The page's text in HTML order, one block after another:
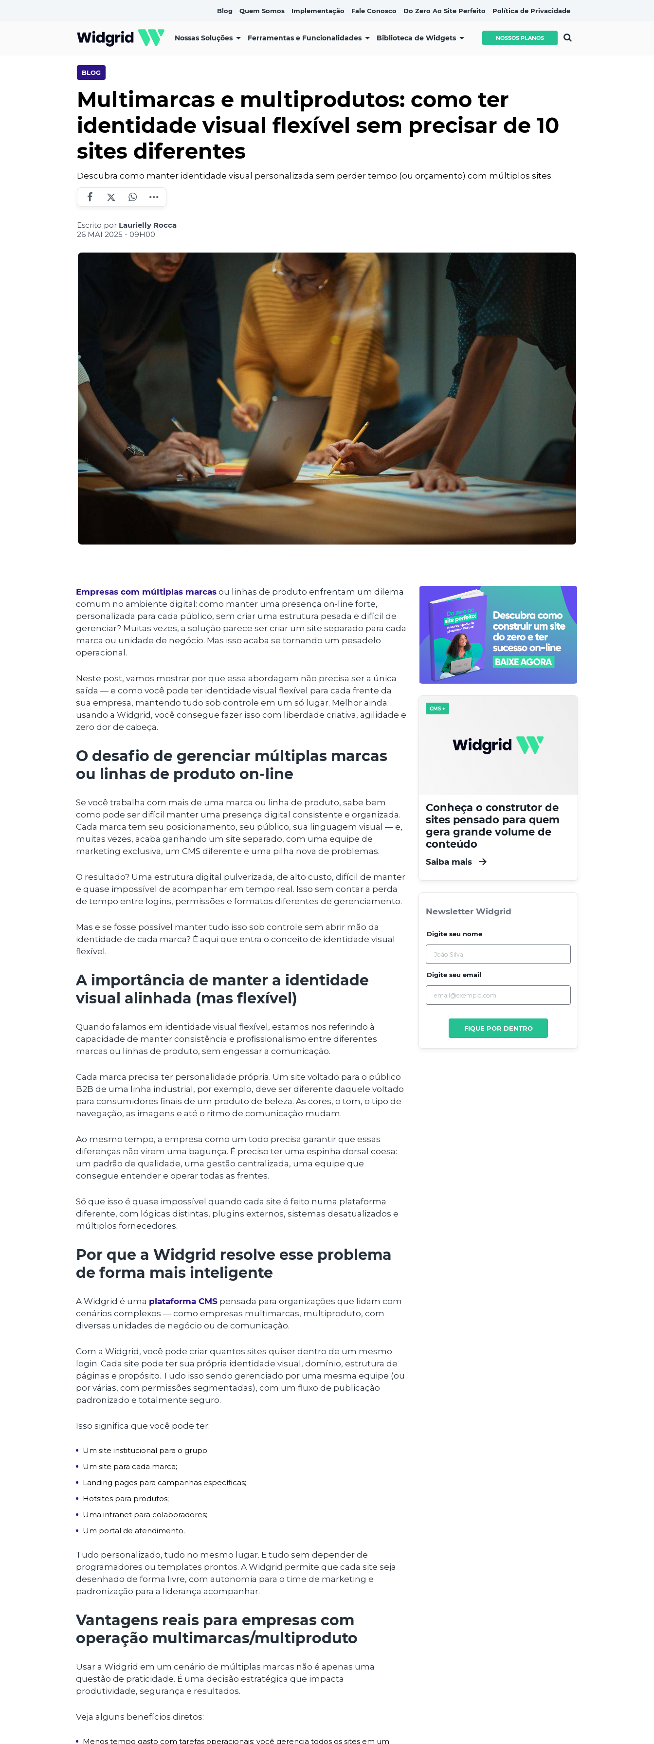
Blog Quem Somos Implementação Fale Conosco Do Zero Ao Site Perfeito Política de Privacidade
Nossas Soluções Ferramentas e Funcionalidades Biblioteca de Widgets NOSSOS PLANOS
BLOG
Multimarcas e multiprodutos: como ter
identidade visual flexível sem precisar de 10
sites diferentes
Descubra como manter identidade visual personalizada sem perder tempo (ou orçamento) com múltiplos sites.
Escrito por Laurielly Rocca
26 MAI 2025 - 09H00
Empresas com múltiplas marcas ou linhas de produto enfrentam um dilema
comum no ambiente digital: como manter uma presença on-line forte,
personalizada para cada público, sem criar uma estrutura pesada e difícil de
gerenciar? Muitas vezes, a solução parece ser criar um site separado para cada
marca ou unidade de negócio. Mas isso acaba se tornando um pesadelo
operacional.
Neste post, vamos mostrar por que essa abordagem não precisa ser a única
saída — e como você pode ter identidade visual flexível para cada frente da
sua empresa, mantendo tudo sob controle em um só lugar. Melhor ainda:
usando a Widgrid, você consegue fazer isso com liberdade criativa, agilidade e
zero dor de cabeça.
O desafio de gerenciar múltiplas marcas
ou linhas de produto on-line
Se você trabalha com mais de uma marca ou linha de produto, sabe bem
como pode ser difícil manter uma presença digital consistente e organizada.
Cada marca tem seu posicionamento, seu público, sua linguagem visual — e,
muitas vezes, acaba ganhando um site separado, com uma equipe de
marketing exclusiva, um CMS diferente e uma pilha nova de problemas.
O resultado? Uma estrutura digital pulverizada, de alto custo, difícil de manter
e quase impossível de acompanhar em tempo real. Isso sem contar a perda
de tempo entre logins, permissões e formatos diferentes de gerenciamento.
Mas e se fosse possível manter tudo isso sob controle sem abrir mão da
identidade de cada marca? É aqui que entra o conceito de identidade visual
flexível.
A importância de manter a identidade
visual alinhada (mas flexível)
Quando falamos em identidade visual flexível, estamos nos referindo à
capacidade de manter consistência e profissionalismo entre diferentes
marcas ou linhas de produto, sem engessar a comunicação.
Cada marca precisa ter personalidade própria. Um site voltado para o público
B2B de uma linha industrial, por exemplo, deve ser diferente daquele voltado
para consumidores finais de um produto de beleza. As cores, o tom, o tipo de
navegação, as imagens e até o ritmo de comunicação mudam.
Ao mesmo tempo, a empresa como um todo precisa garantir que essas
diferenças não virem uma bagunça. É preciso ter uma espinha dorsal coesa:
um padrão de qualidade, uma gestão centralizada, uma equipe que
consegue entender e operar todas as frentes.
Só que isso é quase impossível quando cada site é feito numa plataforma
diferente, com lógicas distintas, plugins externos, sistemas desatualizados e
múltiplos fornecedores.
Por que a Widgrid resolve esse problema
de forma mais inteligente
A Widgrid é uma plataforma CMS pensada para organizações que lidam com
cenários complexos — como empresas multimarcas, multiproduto, com
diversas unidades de negócio ou de comunicação.
Com a Widgrid, você pode criar quantos sites quiser dentro de um mesmo
login. Cada site pode ter sua própria identidade visual, domínio, estrutura de
páginas e propósito. Tudo isso sendo gerenciado por uma mesma equipe (ou
por várias, com permissões segmentadas), com um fluxo de publicação
padronizado e totalmente seguro.
Isso significa que você pode ter:
Um site institucional para o grupo;
Um site para cada marca;
Landing pages para campanhas específicas;
Hotsites para produtos;
Uma intranet para colaboradores;
Um portal de atendimento.
Tudo personalizado, tudo no mesmo lugar. E tudo sem depender de
programadores ou templates prontos. A Widgrid permite que cada site seja
desenhado de forma livre, com autonomia para o time de marketing e
padronização para a liderança acompanhar.
Vantagens reais para empresas com
operação multimarcas/multiproduto
Usar a Widgrid em um cenário de múltiplas marcas não é apenas uma
questão de praticidade. É uma decisão estratégica que impacta
produtividade, segurança e resultados.
Veja alguns benefícios diretos:
Menos tempo gasto com tarefas operacionais: você gerencia todos os sites em um
Newsletter Widgrid
Digite seu nome
Digite seu email
FIQUE POR DENTRO
CMS +
Conheça o construtor de
sites pensado para quem
gera grande volume de
conteúdo
Saiba mais